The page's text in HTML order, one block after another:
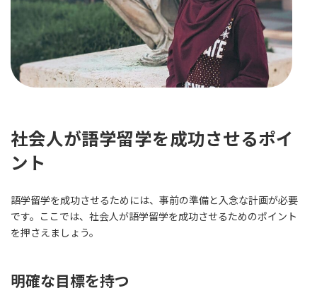
社会人が語学留学を成功させるポイ
ント
語学留学を成功させるためには、事前の準備と入念な計画が必要
です。ここでは、社会人が語学留学を成功させるためのポイント
を押さえましょう。
明確な目標を持つ